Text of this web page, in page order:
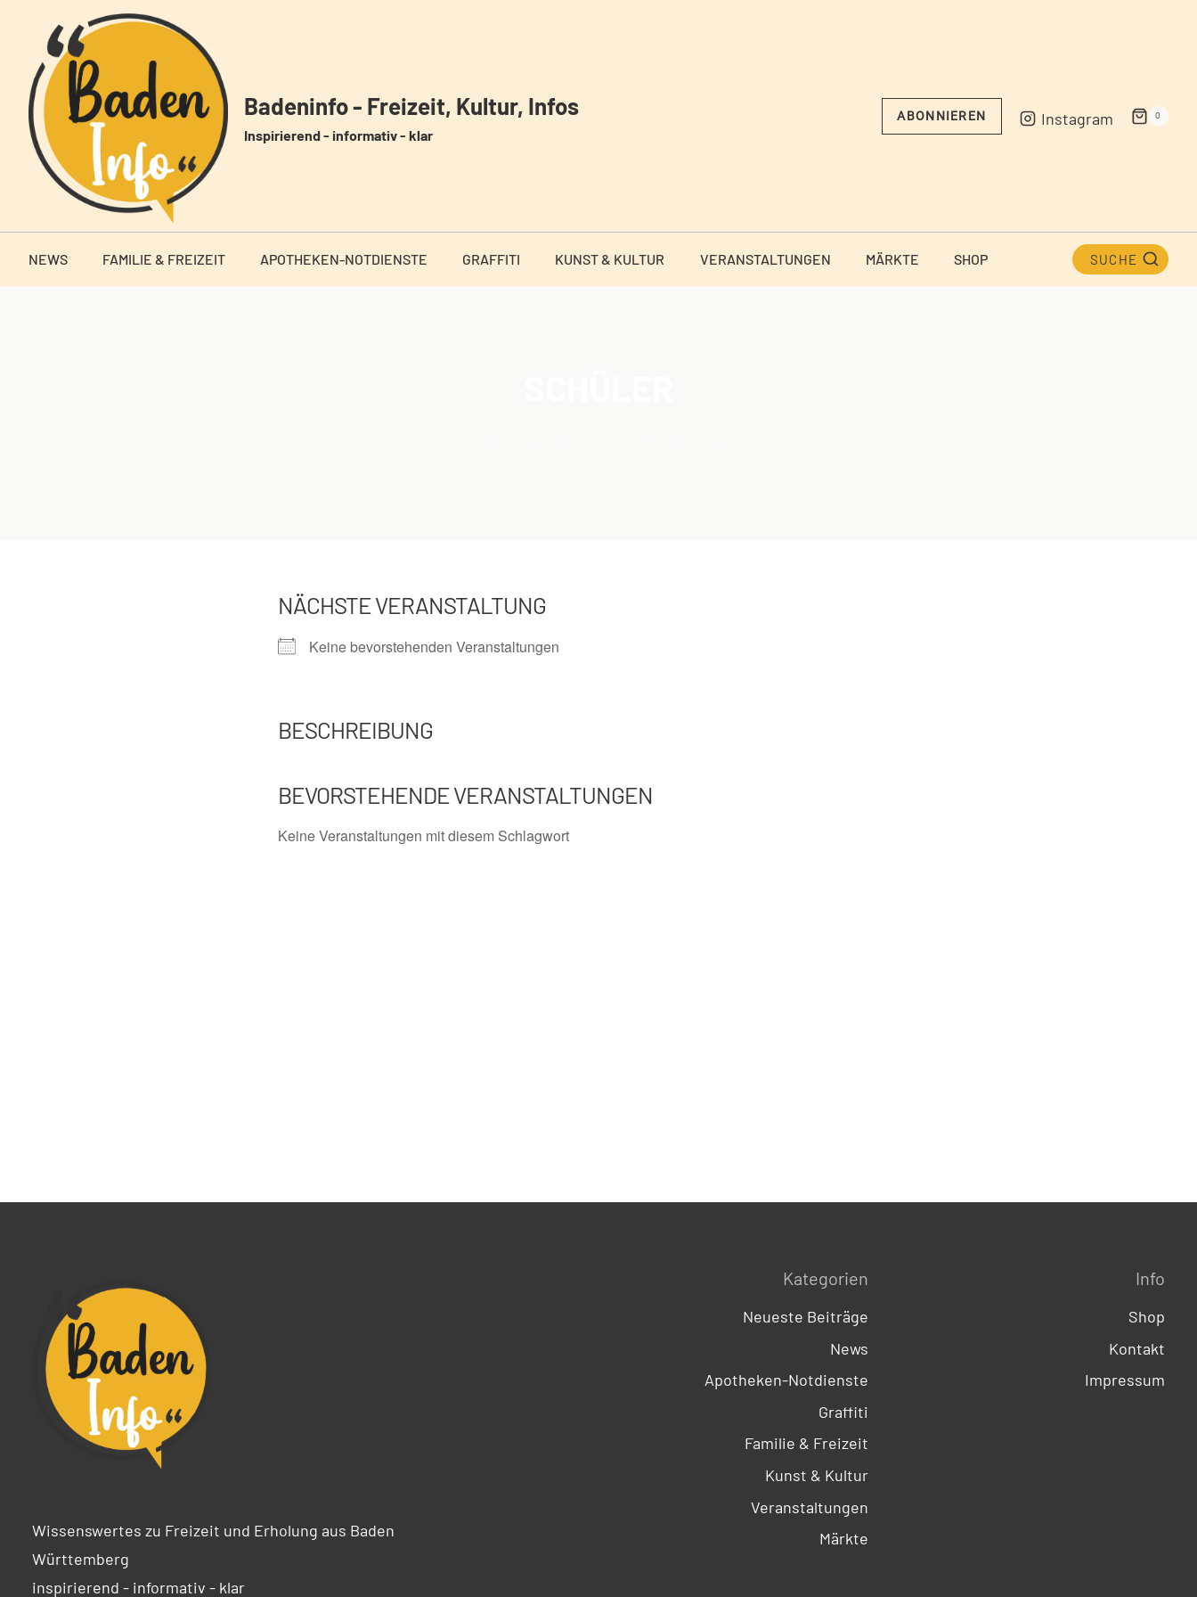
springen
Badeninfo - Freizeit, Kultur, Infos
Inspirierend - informativ - klar
ABONNIEREN Instagram 0
NEWS FAMILIE & FREIZEIT APOTHEKEN-NOTDIENSTE GRAFFITI KUNST & KULTUR VERANSTALTUNGEN MÄRKTE SHOP SUCHE
NÄCHSTE VERANSTALTUNG
Keine bevorstehenden Veranstaltungen
BESCHREIBUNG
BEVORSTEHENDE VERANSTALTUNGEN
Keine Veranstaltungen mit diesem Schlagwort
Wissenswertes zu Freizeit und Erholung aus Baden
Württemberg
inspirierend - informativ - klar
Kategorien
Neueste Beiträge
News
Apotheken-Notdienste
Graffiti
Familie & Freizeit
Kunst & Kultur
Veranstaltungen
Märkte
Info
Shop
Kontakt
Impressum